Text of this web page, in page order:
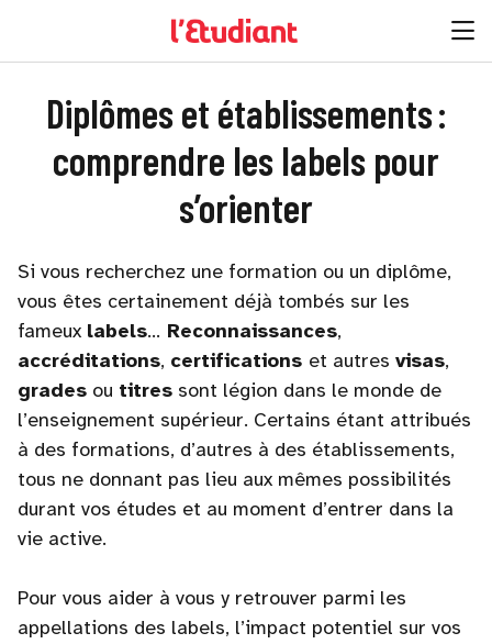
Diplômes et établissements :
comprendre les labels pour
s’orienter
Si vous recherchez une formation ou un diplôme,
vous êtes certainement déjà tombés sur les
fameux labels… Reconnaissances,
accréditations, certifications et autres visas,
grades ou titres sont légion dans le monde de
l’enseignement supérieur. Certains étant attribués
à des formations, d’autres à des établissements,
tous ne donnant pas lieu aux mêmes possibilités
durant vos études et au moment d’entrer dans la
vie active.
Pour vous aider à vous y retrouver parmi les
appellations des labels, l’impact potentiel sur vos